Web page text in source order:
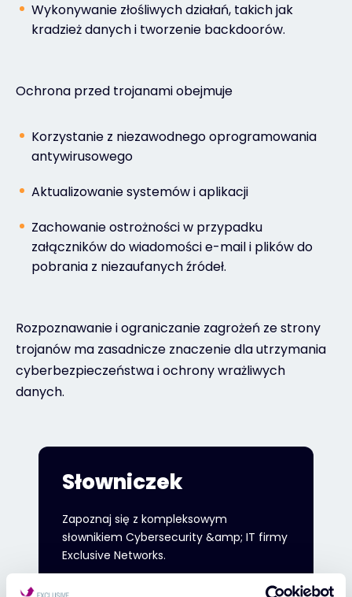
Wykonywanie złośliwych działań, takich jak
kradzież danych i tworzenie backdoorów.
Ochrona przed trojanami obejmuje
Korzystanie z niezawodnego oprogramowania
antywirusowego
Aktualizowanie systemów i aplikacji
Zachowanie ostrożności w przypadku
załączników do wiadomości e-mail i plików do
pobrania z niezaufanych źródeł.
Rozpoznawanie i ograniczanie zagrożeń ze strony
trojanów ma zasadnicze znaczenie dla utrzymania
cyberbezpieczeństwa i ochrony wrażliwych
danych.
Słowniczek
Zapoznaj się z kompleksowym
słownikiem Cybersecurity &amp; IT firmy
Exclusive Networks.